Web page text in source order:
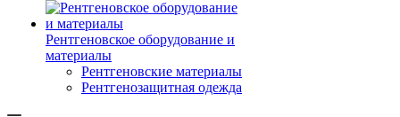
Рентгеновское оборудование и
материалы
Рентгеновские материалы
Рентгенозащитная одежда